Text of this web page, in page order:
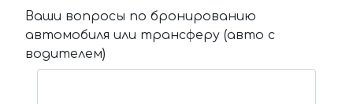
Ваши вопросы по бронированию
автомобиля или трансферу (авто с
водителем)